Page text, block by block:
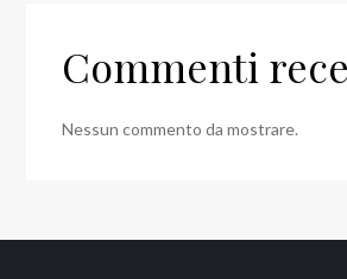
Commenti
Nessun commento da mostrare.